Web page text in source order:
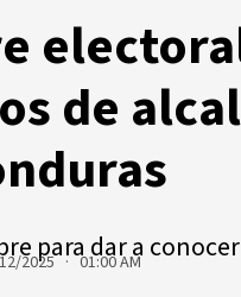
de
para dar a
2025 · 01:00 AM